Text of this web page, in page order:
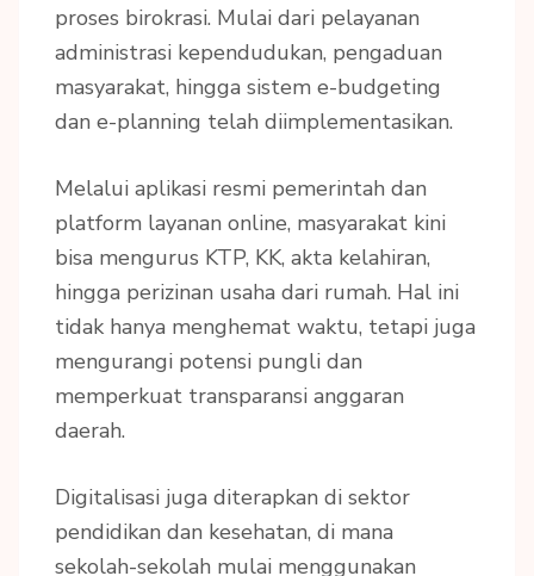
proses birokrasi. Mulai dari pelayanan
administrasi kependudukan, pengaduan
masyarakat, hingga sistem e-budgeting
dan e-planning telah diimplementasikan.
Melalui aplikasi resmi pemerintah dan
platform layanan online, masyarakat kini
bisa mengurus KTP, KK, akta kelahiran,
hingga perizinan usaha dari rumah. Hal ini
tidak hanya menghemat waktu, tetapi juga
mengurangi potensi pungli dan
memperkuat transparansi anggaran
daerah.
Digitalisasi juga diterapkan di sektor
pendidikan dan kesehatan, di mana
sekolah-sekolah mulai menggunakan